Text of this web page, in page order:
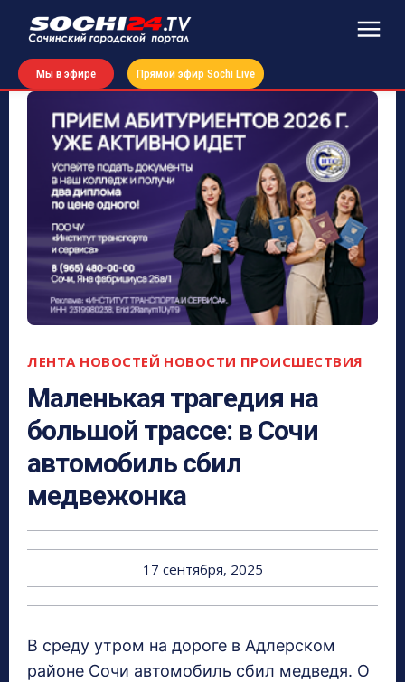
Мы в эфире Прямой эфир Sochi Live
ЛЕНТА НОВОСТЕЙ НОВОСТИ ПРОИСШЕСТВИЯ
Маленькая трагедия на
большой трассе: в Сочи
автомобиль сбил
медвежонка
17 сентября, 2025
В среду утром на дороге в Адлерском
районе Сочи автомобиль сбил медведя. О